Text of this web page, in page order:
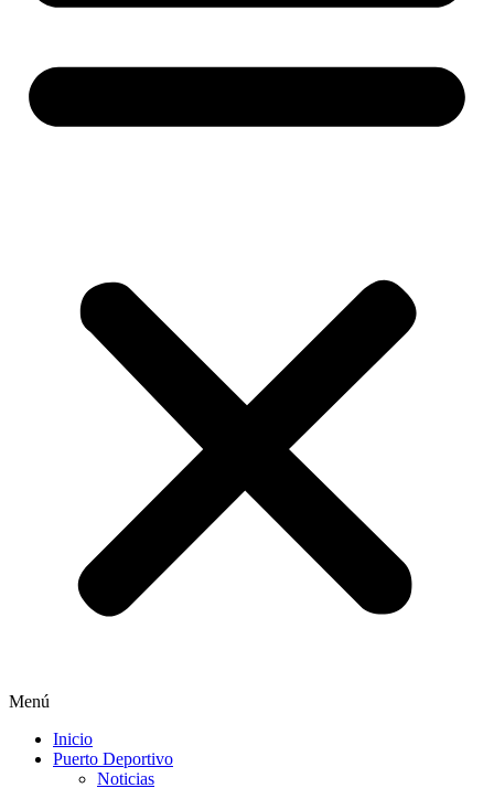
Menú
Inicio
Puerto Deportivo
Noticias